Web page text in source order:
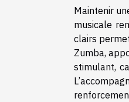
Maintenir
musicale
clairs
Zumba,
stimulant,